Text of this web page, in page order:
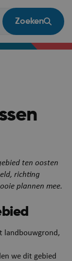
Zoeken
ten oosten
richting
plannen mee.
landbouwgrond,
we dit gebied